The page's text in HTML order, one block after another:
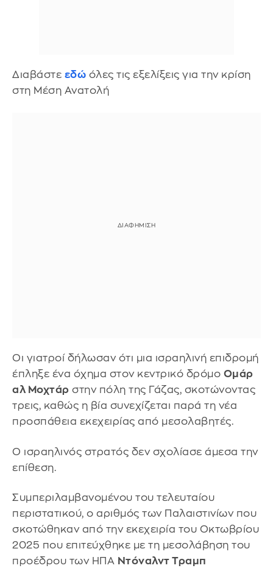
Διαβάστε εδώ όλες τις εξελίξεις για την κρίση
στη Μέση Ανατολή
Οι γιατροί δήλωσαν ότι μια ισραηλινή επιδρομή
έπληξε ένα όχημα στον κεντρικό δρόμο Ομάρ
αλ Μοχτάρ στην πόλη της Γάζας, σκοτώνοντας
τρεις, καθώς η βία συνεχίζεται παρά τη νέα
προσπάθεια εκεχειρίας από μεσολαβητές.
Ο ισραηλινός στρατός δεν σχολίασε άμεσα την
επίθεση.
Συμπεριλαμβανομένου του τελευταίου
περιστατικού, ο αριθμός των Παλαιστινίων που
σκοτώθηκαν από την εκεχειρία του Οκτωβρίου
2025 που επιτεύχθηκε με τη μεσολάβηση του
προέδρου των ΗΠΑ Ντόναλντ Τραμπ